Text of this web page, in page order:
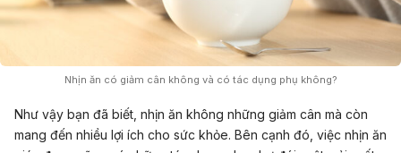
Nhịn ăn có giảm cân không và có tác dụng phụ không?
Như vậy bạn đã biết, nhịn ăn không những giảm cân mà còn
mang đến nhiều lợi ích cho sức khỏe. Bên cạnh đó, việc nhịn ăn